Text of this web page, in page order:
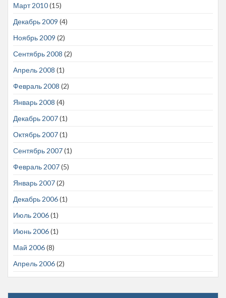
Март 2010(15)
Декабрь 2009 (4)
Ноябрь 2009 (2)
Сентябрь 2008 (2)
Апрель 2008 (1)
Февраль 2008 (2)
Январь 2008 (4)
Декабрь 2007(1)
Октябрь 2007(1)
Сентябрь 2007(1)
Февраль 2007(5)
Январь 2007(2)
Декабрь 2006(1)
Июль 2006(1)
Июнь 2006(1)
Май 2006(8)
Апрель 2006(2)